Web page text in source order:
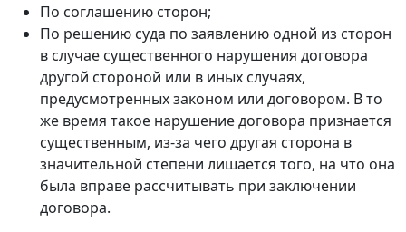
По соглашению сторон;
По решению суда по заявлению одной из сторон
в случае существенного нарушения договора
другой стороной или в иных случаях,
предусмотренных законом или договором. В то
же время такое нарушение договора признается
существенным, из-за чего другая сторона в
значительной степени лишается того, на что она
была вправе рассчитывать при заключении
договора.